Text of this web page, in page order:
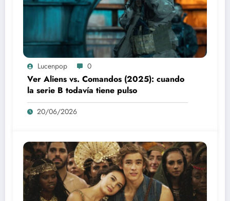
Lucenpop 0
Ver Aliens vs. Comandos (2025): cuando
la serie B todavía tiene pulso
20/06/2026